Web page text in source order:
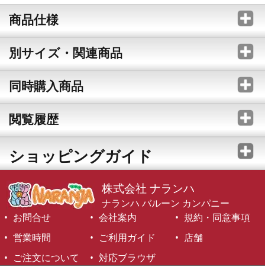
商品仕様
別サイズ・関連商品
同時購入商品
閲覧履歴
ショッピングガイド
株式会社 ナランハ
ナランハ バルーン カンパニー
お問合せ
会社案内
規約・同意事項
営業時間
ご利用ガイド
店舗
ご注文について
対応ブラウザ